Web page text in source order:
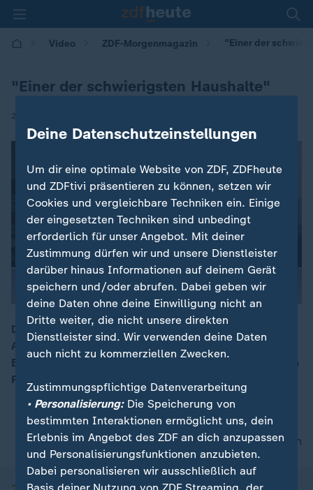
Video ZDF-Morgenmagazin "Einer der
"Einer der schwierigsten Haushalte"
29.04.2026 | 05:30
00:15
Der aktuelle Haushalt ist unter anderem durch
Aufrüstung und Militarisierung geprägt. "Es wird zu
Einschränkungen für die Bevölkerung führen", so Sören
Pellmann, Fraktionsvorsitzender Die Linke.
nach oben
Deine Datenschutzeinstellungen
Um dir eine optimale Website von ZDF, ZDFheute
und ZDFtivi präsentieren zu können, setzen wir
Cookies und vergleichbare Techniken ein. Einige
der eingesetzten Techniken sind unbedingt
erforderlich für unser Angebot. Mit deiner
Zustimmung dürfen wir und unsere Dienstleister
darüber hinaus Informationen auf deinem Gerät
speichern und/oder abrufen. Dabei geben wir
deine Daten ohne deine Einwilligung nicht an
Dritte weiter, die nicht unsere direkten
Dienstleister sind. Wir verwenden deine Daten
auch nicht zu kommerziellen Zwecken.
Zustimmungspflichtige Datenverarbeitung
• Personalisierung:Die Speicherung von
bestimmten Interaktionen ermöglicht uns, dein
Erlebnis im Angebot des ZDF an dich anzupassen
und Personalisierungsfunktionen anzubieten.
Dabei personalisieren wir ausschließlich auf